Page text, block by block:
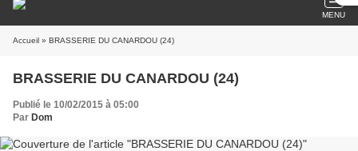
MENU
Accueil » BRASSERIE DU CANARDOU (24)
BRASSERIE DU CANARDOU (24)
Publié le 10/02/2015 à 05:00
Par Dom